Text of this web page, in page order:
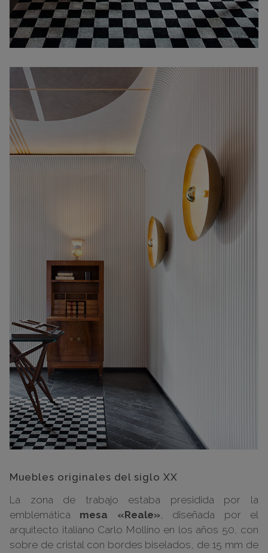
Muebles originales del siglo XX
La zona de trabajo estaba presidida por la
emblemática mesa «Reale», diseñada por el
arquitecto italiano Carlo Mollino en los años 50, con
sobre de cristal con bordes biselados, de 15 mm de